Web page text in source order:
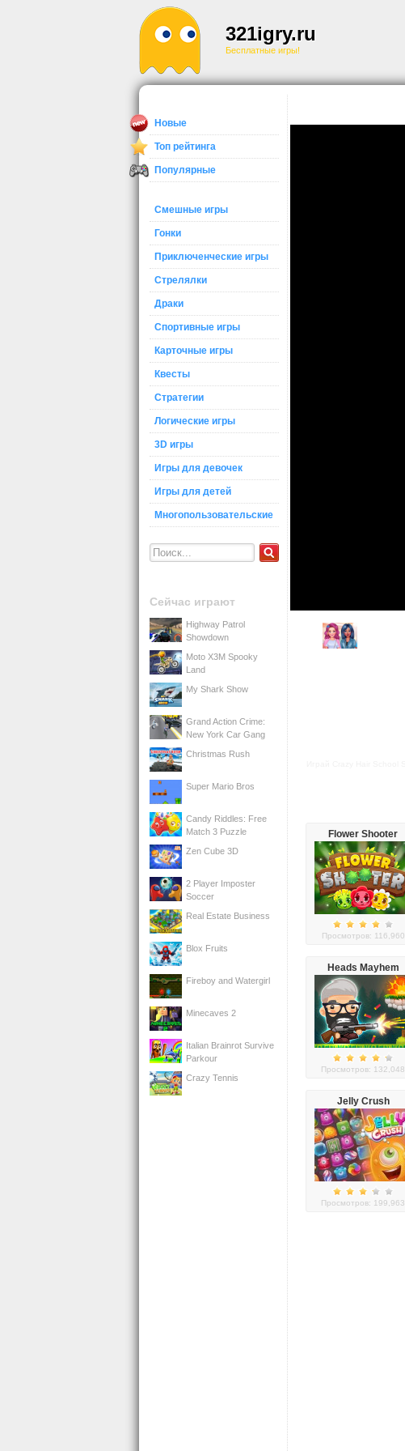
321igry.ru
Бесплатные игры!
Новые
Топ рейтинга
Популярные
Смешные игры
Гонки
Приключенческие игры
Стрелялки
Драки
Спортивные игры
Карточные игры
Квесты
Стратегии
Логические игры
3D игры
Игры для девочек
Игры для детей
Многопользовательские
Сейчас играют
Highway Patrol
Showdown
Moto X3M Spooky
Land
My Shark Show
Grand Action Crime:
New York Car Gang
Christmas Rush
Super Mario Bros
Candy Riddles: Free
Match 3 Puzzle
Zen Cube 3D
2 Player Imposter
Soccer
Real Estate Business
Blox Fruits
Fireboy and Watergirl
Minecaves 2
Italian Brainrot Survive
Parkour
Crazy Tennis
Flower Shooter
Просмотров: 116,960
Heads Mayhem
Просмотров: 132,048
Jelly Crush
Просмотров: 199,963